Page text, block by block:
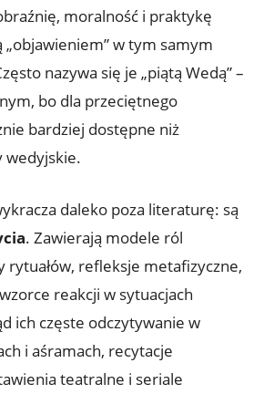
moralność i praktykę
„objawieniem” w tym samym
nazywa się je „piątą Wedą” –
bo dla przeciętnego
bardziej dostępne niż
wedyjskie.
daleko poza literaturę: są
. Zawierają modele ról
rytuałów, refleksje metafizyczne,
reakcji w sytuacjach
ich częste odczytywanie w
i aśramach, recytacje
teatralne i seriale